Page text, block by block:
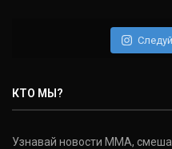
КТО МЫ?
Узнавай новости ММА,